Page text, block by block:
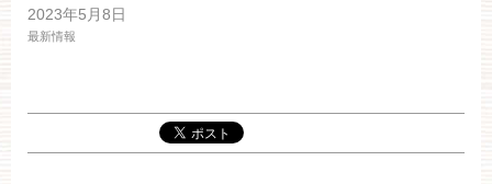
特集
2023年5月8日
最新情報